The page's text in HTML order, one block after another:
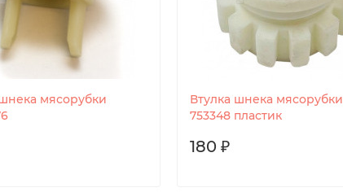
мясорубки
Втулка шнека мясорубки
753348 пластик
180 ₽